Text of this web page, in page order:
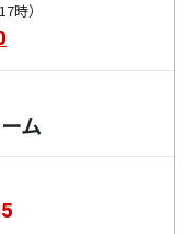
時）
ム